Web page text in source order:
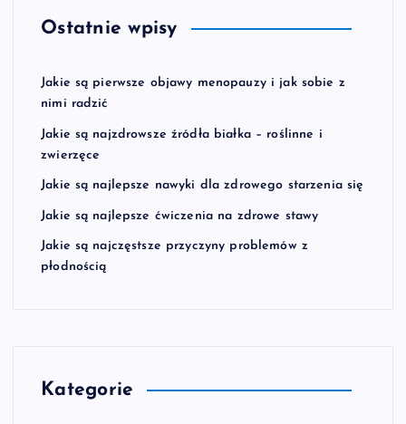
Ostatnie wpisy
Jakie są pierwsze objawy menopauzy i jak sobie z
nimi radzić
Jakie są najzdrowsze źródła białka – roślinne i
zwierzęce
Jakie są najlepsze nawyki dla zdrowego starzenia się
Jakie są najlepsze ćwiczenia na zdrowe stawy
Jakie są najczęstsze przyczyny problemów z
płodnością
Kategorie